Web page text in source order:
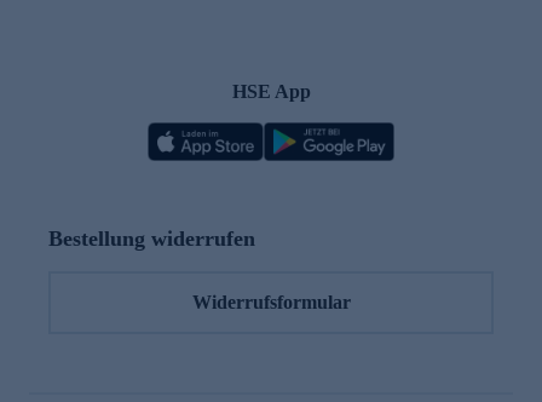
HSE App
Bestellung widerrufen
Widerrufsformular